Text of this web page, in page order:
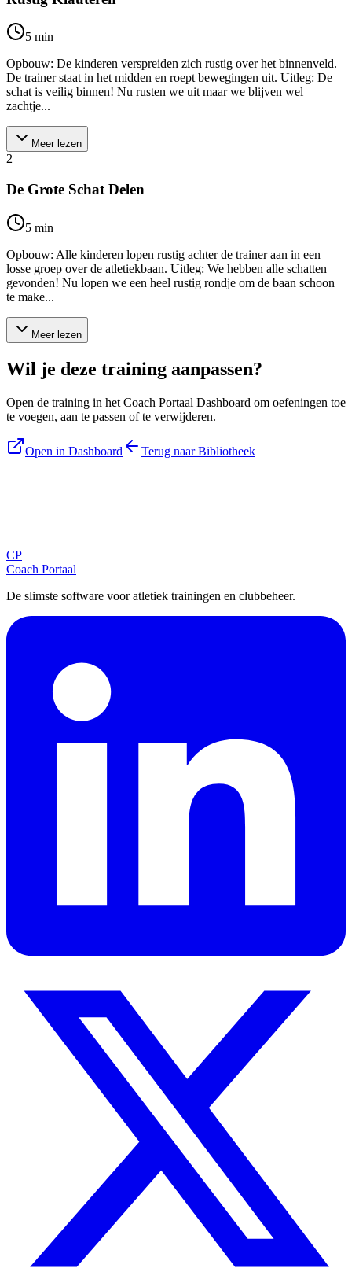
5 min
Opbouw: De kinderen verspreiden zich rustig over het binnenveld.
De trainer staat in het midden en roept bewegingen uit. Uitleg: De
schat is veilig binnen! Nu rusten we uit maar we blijven wel
zachtje...
Meer lezen
2
De Grote Schat Delen
5 min
Opbouw: Alle kinderen lopen rustig achter de trainer aan in een
losse groep over de atletiekbaan. Uitleg: We hebben alle schatten
gevonden! Nu lopen we een heel rustig rondje om de baan schoon
te make...
Meer lezen
Wil je deze training aanpassen?
Open de training in het Coach Portaal Dashboard om oefeningen toe
te voegen, aan te passen of te verwijderen.
Open in Dashboard Terug naar Bibliotheek
CP
Coach Portaal
De slimste software voor atletiek trainingen en clubbeheer.